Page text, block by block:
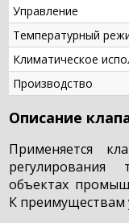
Управление
Температурный
Климатическое
Производство
Описание
Применяется
регулирования
объектах
К преимуществам